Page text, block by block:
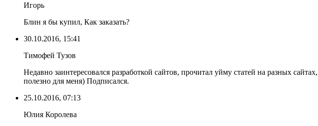
Игорь
Блин я бы купил, Как заказать?
30.10.2016, 15:41
Тимофей Тузов
Недавно заинтересовался разработкой сайтов, прочитал уйму статей на разных
полезно для меня) Подписался.
25.10.2016, 07:13
Юлия Королева